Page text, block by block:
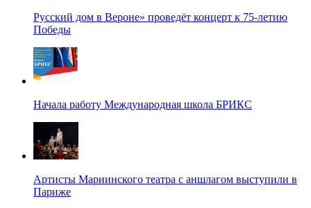
Русский дом в Вероне» проведёт концерт к 75-летию
Победы
Начала работу Международная школа БРИКС
Артисты Мариинского театра с аншлагом выступили в
Париже